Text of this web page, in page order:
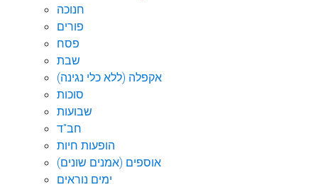
חנוכה
פורים
פסח
שבת
אקפלה (ללא כלי נגינה)
סוכות
שבועות
חב"ד
הופעות חיות
אוספים (אמנים שונים)
ימים נוראים